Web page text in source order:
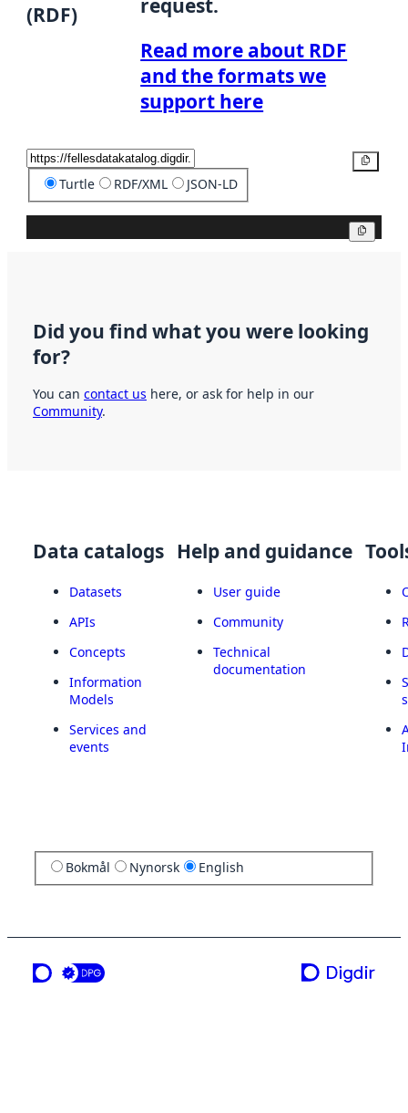
(RDF)
Read more about RDF
and the formats we
support here
Turtle RDF/XML JSON-LD
Did you find what you were looking
for?
You can contact us here, or ask for help in our
Community.
Data catalogs
Datasets
APIs
Concepts
Information
Models
Services and
events
Help and guidance
User guide
Community
Technical
documentation
Bokmål Nynorsk English